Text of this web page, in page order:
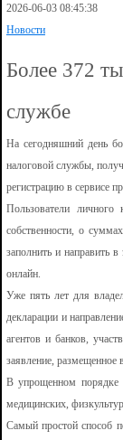
2026-06-03 08:45:38
Новости
Более 372
службе
На сегодняшний день
налоговой службы,
регистрацию в сервисе
Пользователи
собственности, о
заполнить и направить
онлайн.
Уже пять лет для
декларации и
агентов и банков,
заявление,
В упрощенном порядке
медицинских,
Самый простой способ